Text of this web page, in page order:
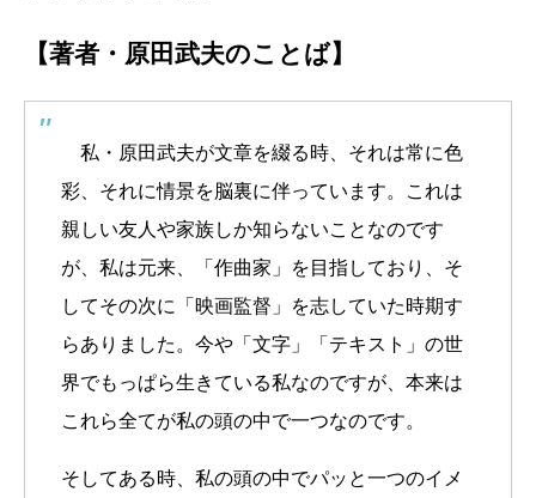
【著者・原田武夫のことば】
私・原田武夫が文章を綴る時、それは常に色
彩、それに情景を脳裏に伴っています。これは
親しい友人や家族しか知らないことなのです
が、私は元来、「作曲家」を目指しており、そ
してその次に「映画監督」を志していた時期す
らありました。今や「文字」「テキスト」の世
界でもっぱら生きている私なのですが、本来は
これら全てが私の頭の中で一つなのです。
そしてある時、私の頭の中でパッと一つのイメ